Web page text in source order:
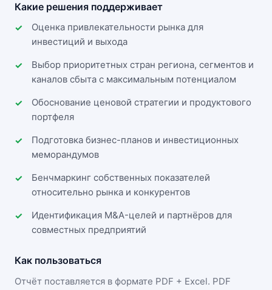
Какие решения поддерживает
Оценка привлекательности рынка для
инвестиций и выхода
Выбор приоритетных стран региона, сегментов и
каналов сбыта с максимальным потенциалом
Обоснование ценовой стратегии и продуктового
портфеля
Подготовка бизнес-планов и инвестиционных
меморандумов
Бенчмаркинг собственных показателей
относительно рынка и конкурентов
Идентификация M&A-целей и партнёров для
совместных предприятий
Как пользоваться
Отчёт поставляется в формате PDF + Excel. PDF